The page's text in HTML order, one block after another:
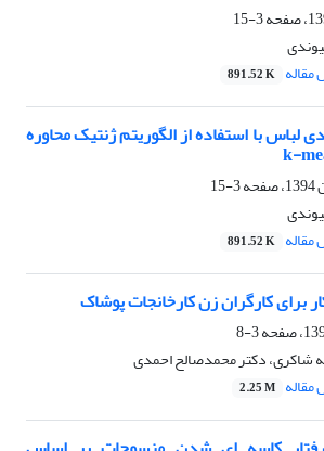
3-15
891.52 K
لباس با استفاده از الگوریتم ژنتیک محاوره
3-15
891.52 K
برای کارگران زن کارخانجات پوشاک
3-8
شاکری، دکتر محمدصالح احمدی
2.25 M